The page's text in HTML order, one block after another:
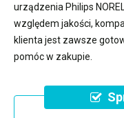
urządzenia Philips
względem jakości,
klienta jest zawsze
pomóc w zakupie.